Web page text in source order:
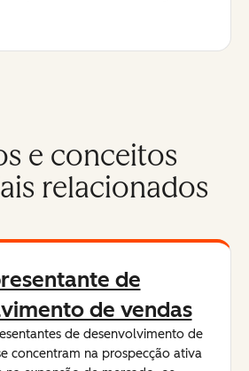
e conceitos
relacionados
de
de vendas
de desenvolvimento de
concentram na prospecção ativa